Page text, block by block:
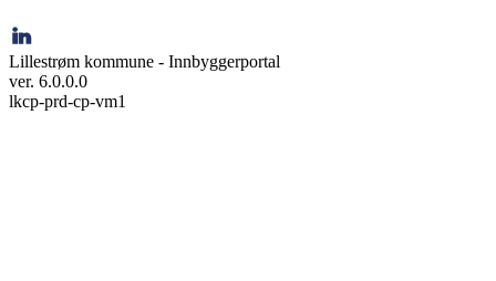
Lillestrøm kommune - Innbyggerportal
ver. 6.0.0.0
lkcp-prd-cp-vm1